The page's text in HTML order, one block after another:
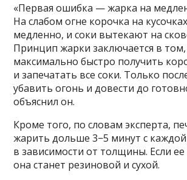
«Первая ошибка — жарка на
На слабом огне корочка на
медленно, и соки вытекают на
Принцип жарки заключается в
максимально быстро получить
и запечатать все соки. Только
убавить огонь и довести до
объяснил он.
Кроме того, по словам эксперта,
жарить дольше 3−5 минут с
в зависимости от толщины. Если
она станет резиновой и сухой.